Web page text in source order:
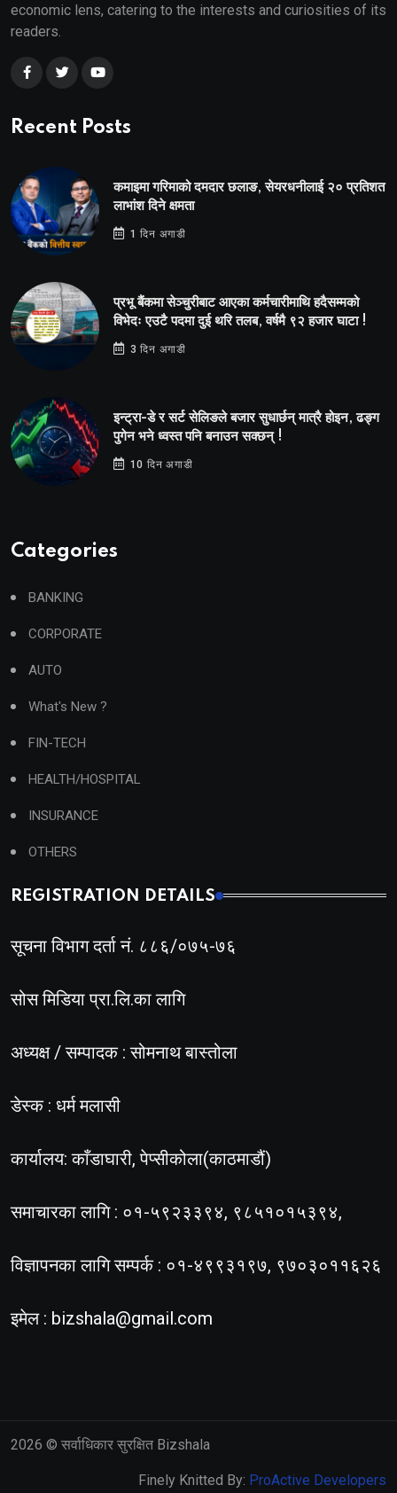
economic lens, catering to the interests and curiosities of its
readers.
Recent Posts
कमाइमा गरिमाको दमदार छलाङ, सेयरधनीलाई २० प्रतिशत
लाभांश दिने क्षमता
1 दिन अगाडी
प्रभू बैंकमा सेञ्चुरीबाट आएका कर्मचारीमाथि हदैसम्मको
विभेदः एउटै पदमा दुई थरि तलब, वर्षमै ९२ हजार घाटा !
3 दिन अगाडी
इन्ट्रा-डे र सर्ट सेलिङले बजार सुधार्छन् मात्रै होइन, ढङ्ग
पुगेन भने ध्वस्त पनि बनाउन सक्छन् !
10 दिन अगाडी
Categories
BANKING
CORPORATE
AUTO
What's New ?
FIN-TECH
HEALTH/HOSPITAL
INSURANCE
OTHERS
REGISTRATION DETAILS
सूचना विभाग दर्ता नं. ८८६/०७५-७६
सोस मिडिया प्रा.लि.का लागि
अध्यक्ष / सम्पादक : सोमनाथ बास्तोला
डेस्क : धर्म मलासी
कार्यालय: काँडाघारी, पेप्सीकोला(काठमाडौं)
समाचारका लागि : ०१-५९२३३९४, ९८५१०१५३९४,
विज्ञापनका लागि सम्पर्क : ०१-४९९३१९७, ९७०३०११६२६
इमेल : bizshala@gmail.com
2026 © सर्वाधिकार सुरक्षित Bizshala
Finely Knitted By: ProActive Developers